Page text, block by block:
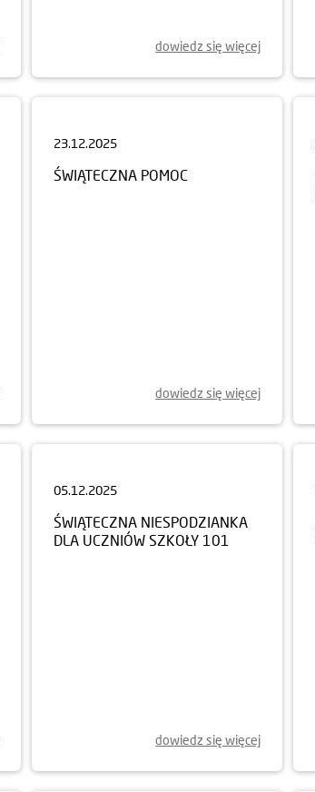
dowiedz się więcej
ŚWIĄTECZNA POMOC
dowiedz się więcej
ŚWIĄTECZNA NIESPODZIANKA
DLA UCZNIÓW SZKOŁY 101
dowiedz się więcej